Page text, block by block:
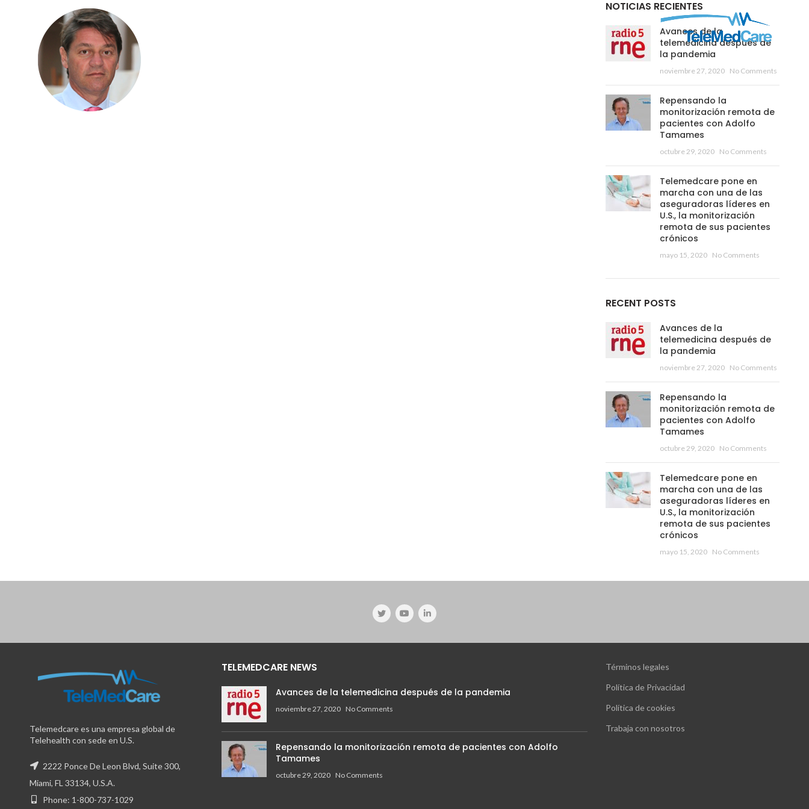
NOTICIAS RECIENTES
Avances de la
telemedicina después de
la pandemia
noviembre 27, 2020 No Comments
Repensando la
monitorización remota de
pacientes con Adolfo
Tamames
octubre 29, 2020 No Comments
Telemedcare pone en
marcha con una de las
aseguradoras líderes en
U.S., la monitorización
remota de sus pacientes
crónicos
mayo 15, 2020 No Comments
RECENT POSTS
Avances de la
telemedicina después de
la pandemia
noviembre 27, 2020 No Comments
Repensando la
monitorización remota de
pacientes con Adolfo
Tamames
octubre 29, 2020 No Comments
Telemedcare pone en
marcha con una de las
aseguradoras líderes en
U.S., la monitorización
remota de sus pacientes
crónicos
mayo 15, 2020 No Comments
Telemedcare es una empresa global de
Telehealth con sede en U.S.
2222 Ponce De Leon Blvd, Suite 300,
Miami, FL 33134, U.S.A.
Phone: 1-800-737-1029
TELEMEDCARE NEWS
Avances de la telemedicina después de la pandemia
noviembre 27, 2020 No Comments
Repensando la monitorización remota de pacientes con Adolfo
Tamames
octubre 29, 2020 No Comments
Términos legales
Política de Privacidad
Política de cookies
Trabaja con nosotros